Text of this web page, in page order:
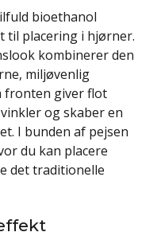
bioethanol
til placering i hjørner.
kombinerer den
miljøvenlig
fronten giver flot
og skaber en
I bunden af pejsen
du kan placere
det traditionelle